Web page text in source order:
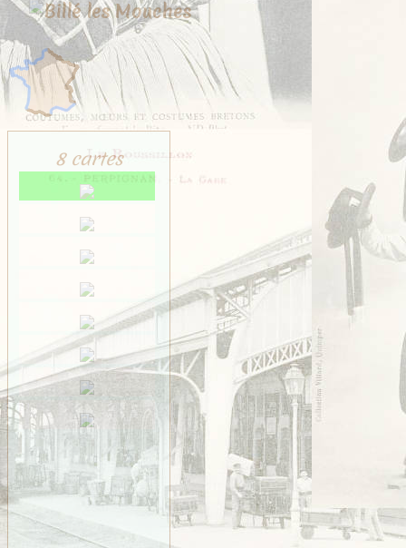
8 cartes